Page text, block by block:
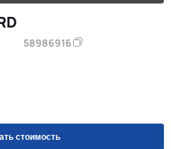
58986916
стоимость